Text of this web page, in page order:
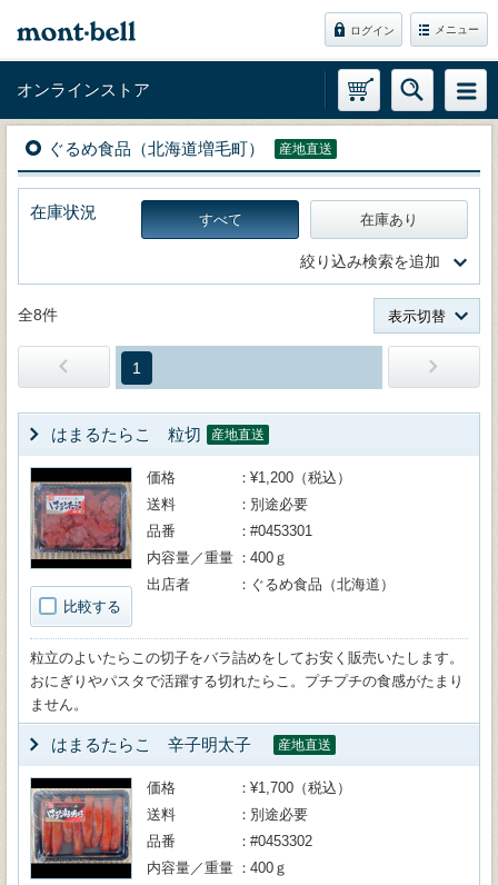
ログイン メニュー
オンラインストア
ぐるめ食品（北海道増毛町） 産地直送
在庫状況 すべて 在庫あり
絞り込み検索を追加
全8件 表示切替
1
はまるたらこ 粒切 産地直送
比較する
価格
¥1,200（税込）
送料
別途必要
品番
#0453301
内容量／重量
400ｇ
出店者
ぐるめ食品（北海道）
粒立のよいたらこの切子をバラ詰めをしてお安く販売いたします。
おにぎりやパスタで活躍する切れたらこ。プチプチの食感がたまり
ません。
はまるたらこ 辛子明太子 産地直送
価格
¥1,700（税込）
送料
別途必要
品番
#0453302
内容量／重量
400ｇ